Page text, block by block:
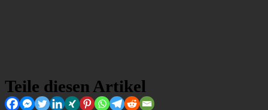
Teile diesen Artikel